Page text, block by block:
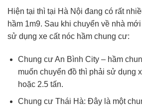
Hiện tại thì tại Hà Nội đang có rất
hầm 1m9. Sau khi chuyển về nhà
sử dụng xe cất nóc hầm chung cư:
Chung cư An Bình City – hầm
muốn chuyển đồ thì phải sử dụng
hoặc 2.5 tấn.
Chung cư Thái Hà: Đây là một